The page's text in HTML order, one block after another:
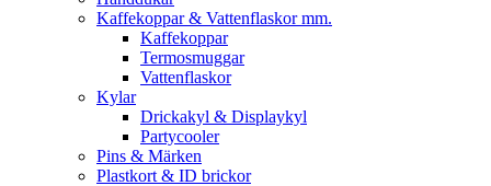
Kaffekoppar & Vattenflaskor mm.
Kaffekoppar
Termosmuggar
Vattenflaskor
Kylar
Drickakyl & Displaykyl
Partycooler
Pins & Märken
Plastkort & ID brickor